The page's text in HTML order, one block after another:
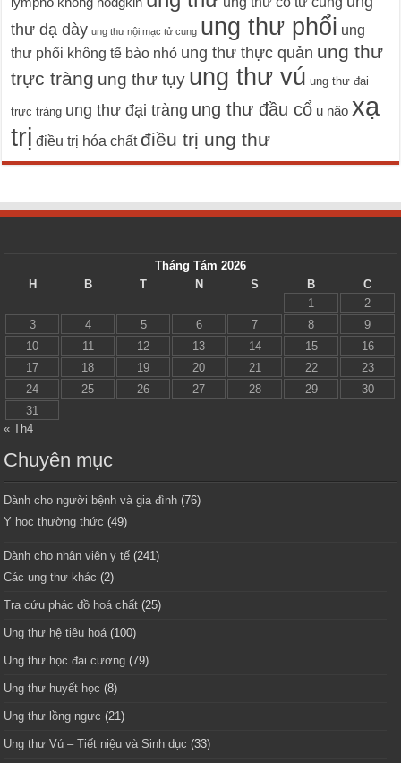
thư dạ dày ung thư nội mạc tử cung ung thư phổi ung
thư phổi không tế bào nhỏ ung thư thực quản ung thư
trực tràng ung thư tụy ung thư vú ung thư đại
trực tràng ung thư đại tràng ung thư đầu cổ u não xạ
trị điều trị hóa chất điều trị ung thư
Tháng Tám 2026
H
B T N S B
C
1
2
3
4 5 6 7 8
9
10
11 12 13 14 15
16
17
18 19 20 21 22
23
24
25 26 27 28 29
30
31
« Th4
Chuyên mục
Dành cho người bệnh và gia đình (76)
Y học thường thức (49)
Dành cho nhân viên y tế (241)
Các ung thư khác (2)
Tra cứu phác đồ hoá chất (25)
Ung thư hệ tiêu hoá (100)
Ung thư học đại cương (79)
Ung thư huyết học (8)
Ung thư lồng ngực (21)
Ung thư Vú – Tiết niệu và Sinh dục (33)